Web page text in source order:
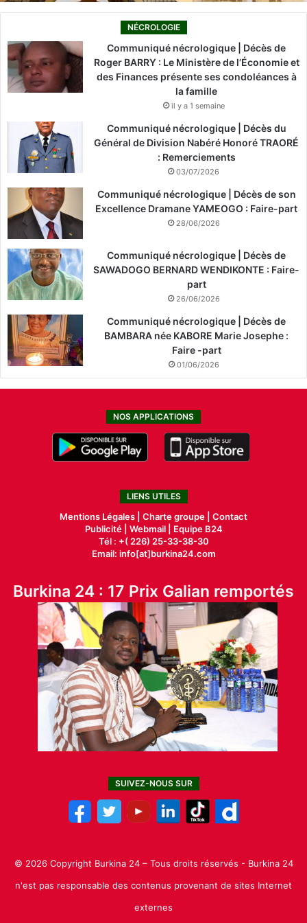
NÉCROLOGIE
Communiqué nécrologique | Décès de
Roger BARRY : Le Ministère de l’Économie et
des Finances présente ses condoléances à
la famille
il y a 1 semaine
Communiqué nécrologique | Décès du
Général de Division Nabéré Honoré TRAORÉ
: Remerciements
03/07/2026
Communiqué nécrologique | Décès de son
Excellence Dramane YAMEOGO : Faire-part
28/06/2026
Communiqué nécrologique | Décès de
SAWADOGO BERNARD WENDIKONTE : Faire-
part
26/06/2026
Communiqué nécrologique | Décès de
BAMBARA née KABORE Marie Josephe :
Faire -part
01/06/2026
NOS APPLICATIONS
LIENS UTILES
Mentions Légales | Charte groupe | Contact
Publicité| Webmail |
Equipe B24
Tél : +( 226) 25-33-38-30
Email: info[at]burkina24.com
Burkina 24 : 17 Prix Galian remportés
SUIVEZ-NOUS SUR
© 2026 Copyright Burkina 24 – Tous droits réservés - Burkina 24
n'est pas responsable des contenus provenant de sites Internet
externes